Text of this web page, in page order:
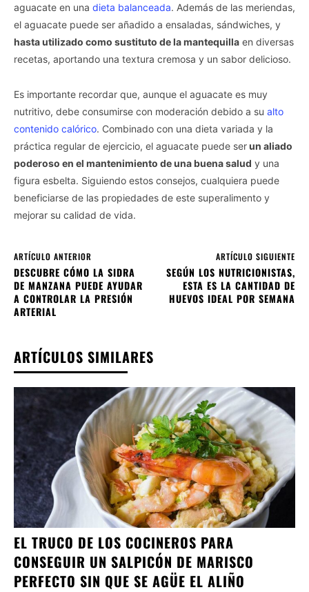
aguacate en una dieta balanceada. Además de las meriendas,
el aguacate puede ser añadido a ensaladas, sándwiches, y
hasta utilizado como sustituto de la mantequilla en diversas
recetas, aportando una textura cremosa y un sabor delicioso.
Es importante recordar que, aunque el aguacate es muy
nutritivo, debe consumirse con moderación debido a su alto
contenido calórico. Combinado con una dieta variada y la
práctica regular de ejercicio, el aguacate puede serun aliado
poderoso en el mantenimiento de una buena salud y una
figura esbelta. Siguiendo estos consejos, cualquiera puede
beneficiarse de las propiedades de este superalimento y
mejorar su calidad de vida.
ARTÍCULO ANTERIOR
DESCUBRE CÓMO LA SIDRA
DE MANZANA PUEDE AYUDAR
A CONTROLAR LA PRESIÓN
ARTERIAL
ARTÍCULO SIGUIENTE
SEGÚN LOS NUTRICIONISTAS,
ESTA ES LA CANTIDAD DE
HUEVOS IDEAL POR SEMANA
ARTÍCULOS SIMILARES
EL TRUCO DE LOS COCINEROS PARA
CONSEGUIR UN SALPICÓN DE MARISCO
PERFECTO SIN QUE SE AGÜE EL ALIÑO